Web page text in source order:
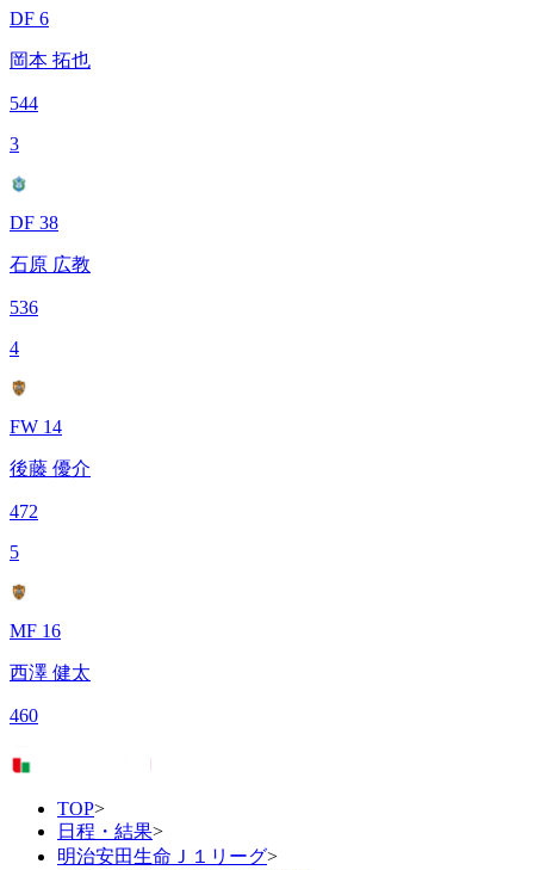
DF 6
岡本 拓也
544
3
DF 38
石原 広教
536
4
FW 14
後藤 優介
472
5
MF 16
西澤 健太
460
TOP>
日程・結果>
明治安田生命Ｊ１リーグ>